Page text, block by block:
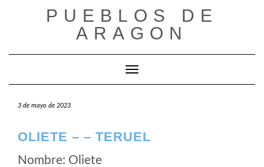
PUEBLOS DE
ARAGON
Cambiar modo de navegación
3 de mayo de 2023
OLIETE – – TERUEL
Nombre: Oliete